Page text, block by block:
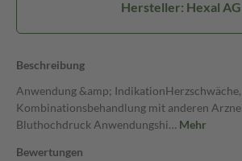
Hersteller: Hexal AG
Beschreibung
Anwendung &amp;
Kombinationsbehandlung mit anderen
Bluthochdruck Anwendungshi… Mehr
Bewertungen